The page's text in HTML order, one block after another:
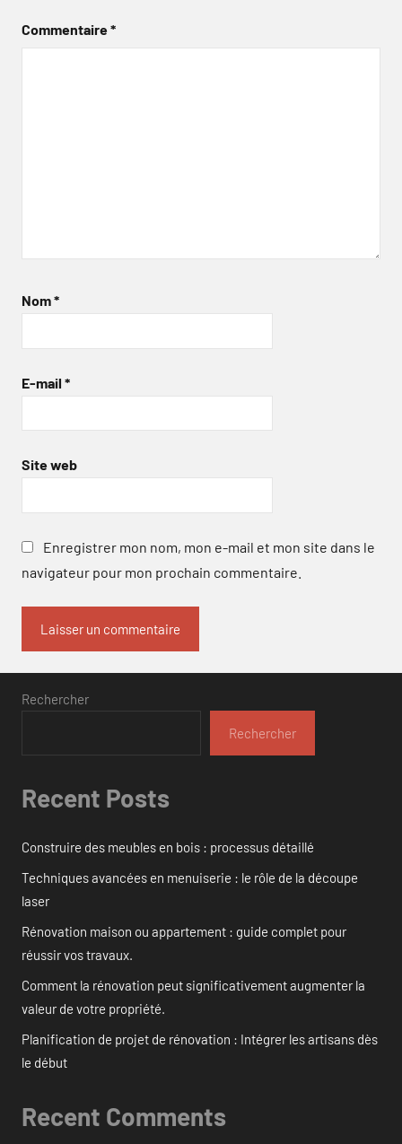
Commentaire*
Nom*
E-mail *
Site web
Enregistrer mon nom, mon e-mail et mon site dans le
navigateur pour mon prochain commentaire.
Rechercher
Rechercher
Recent Posts
Construire des meubles en bois : processus détaillé
Techniques avancées en menuiserie : le rôle de la découpe
laser
Rénovation maison ou appartement : guide complet pour
réussir vos travaux.
Comment la rénovation peut significativement augmenter la
valeur de votre propriété.
Planification de projet de rénovation : Intégrer les artisans dès
le début
Recent Comments